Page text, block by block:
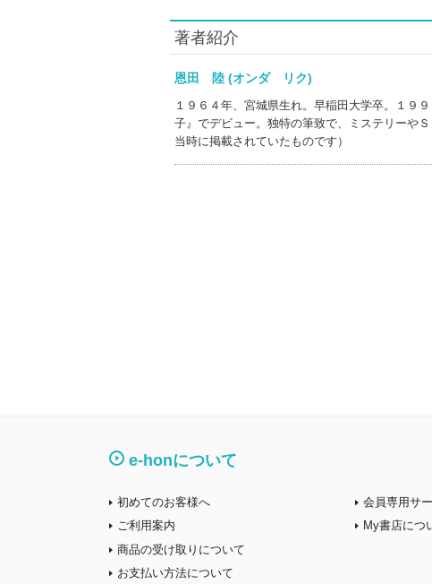
著者紹介
恩田 陸 (オンダ リク)
１９６４年、宮城県生れ。早稲田大学卒。１９
子』でデビュー。独特の筆致で、ミステリーや
当時に掲載されていたものです）
e-honについて
初めてのお客様へ
ご利用案内
商品の受け取りについて
お支払い方法について
会員専用サ
My書店につ